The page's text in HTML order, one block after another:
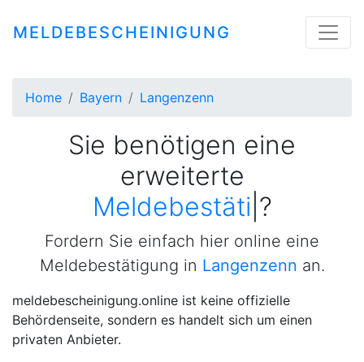
MELDEBESCHEINIGUNG
Home Bayern Langenzenn
Sie benötigen eine
erweiterte
Meldebestätigung
Fordern Sie einfach hier online eine
Meldebestätigung in Langenzenn an.
meldebescheinigung.online ist keine offizielle
Behördenseite, sondern es handelt sich um einen
privaten Anbieter.